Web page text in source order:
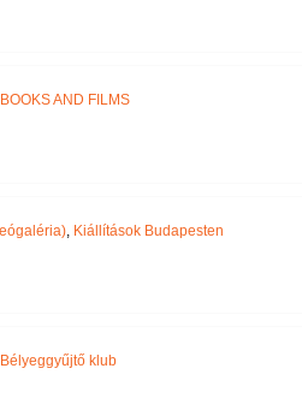
BOOKS AND FILMS
, Kiállítások Budapesten
Bélyeggyűjtő klub